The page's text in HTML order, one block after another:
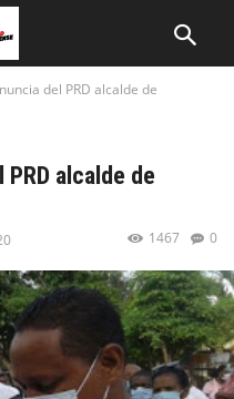
del PRD alcalde de
PRD alcalde de
0
1467